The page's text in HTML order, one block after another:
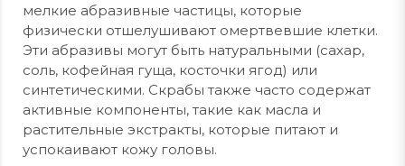
мелкие абразивные частицы, которые
физически отшелушивают омертвевшие клетки.
Эти абразивы могут быть натуральными (сахар,
соль, кофейная гуща, косточки ягод) или
синтетическими. Скрабы также часто содержат
активные компоненты, такие как масла и
растительные экстракты, которые питают и
успокаивают кожу головы.